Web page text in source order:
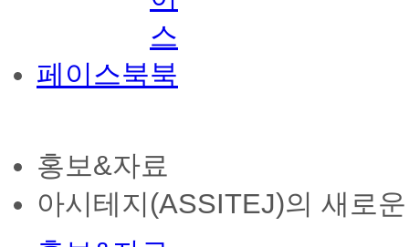
페이스북
홍보&자료
아시테지(ASSITEJ)의 새로